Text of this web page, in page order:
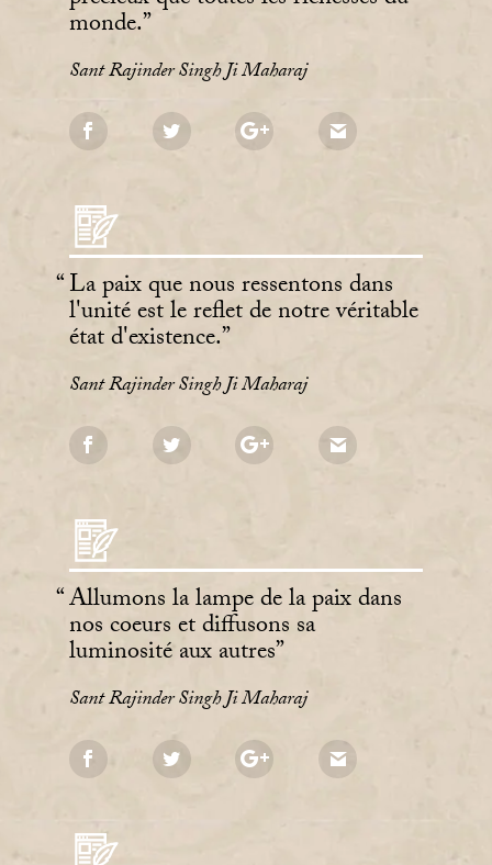
monde.
Sant Rajinder Singh Ji Maharaj
La paix que nous ressentons dans
l'unité est le reflet de notre véritable
état d'existence.
Sant Rajinder Singh Ji Maharaj
Allumons la lampe de la paix dans
nos coeurs et diffusons sa
luminosité aux autres
Sant Rajinder Singh Ji Maharaj